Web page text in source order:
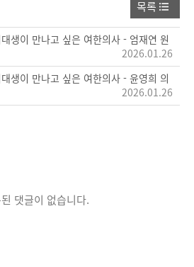
목록
생이 만나고 싶은 여한의사 - 엄재연 원
2026.01.26
생이 만나고 싶은 여한의사 - 윤영희 의
2026.01.26
댓글이 없습니다.